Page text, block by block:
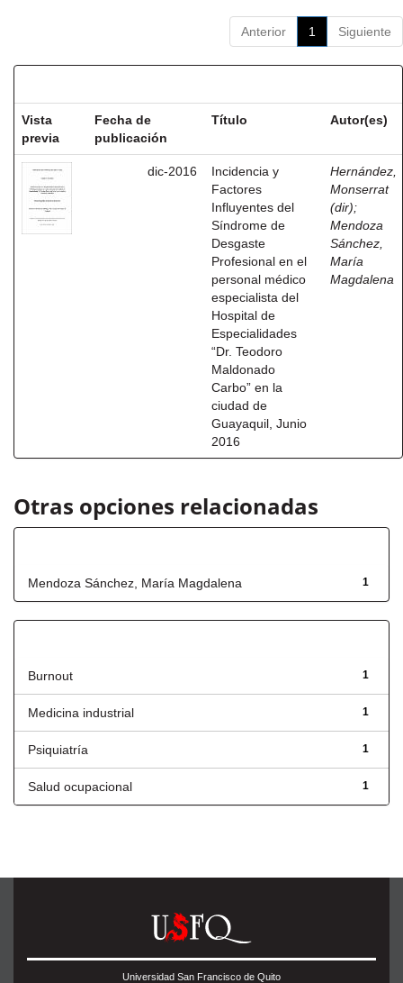
Anterior 1 Siguiente
Vista
previa
Fecha de
publicación
Título Autor(es)
dic-2016
Incidencia y
Factores
Influyentes del
Síndrome de
Desgaste
Profesional en el
personal médico
especialista del
Hospital de
Especialidades
“Dr. Teodoro
Maldonado
Carbo” en la
ciudad de
Guayaquil, Junio
2016
Hernández,
Monserrat
(dir);
Mendoza
Sánchez,
María
Magdalena
Otras opciones relacionadas
1
Mendoza Sánchez, María Magdalena
1
Burnout
1
Medicina industrial
1
Psiquiatría
1
Salud ocupacional
Universidad San Francisco de Quito